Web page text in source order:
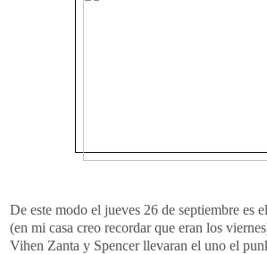
De este modo el jueves 26 de septiembre es
(en mi casa creo recordar que eran los
Vihen Zanta y Spencer llevaran el uno el